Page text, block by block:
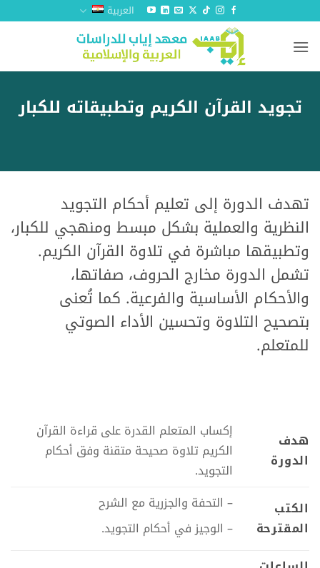
للمحتوى
العربية
تجويد القرآن الكريم وتطبيقاته للكبار
تهدف الدورة إلى تعليم أحكام التجويد
النظرية والعملية بشكل مبسط ومنهجي للكبار،
وتطبيقها مباشرة في تلاوة القرآن الكريم.
تشمل الدورة مخارج الحروف، صفاتها،
والأحكام الأساسية والفرعية. كما تُعنى
بتصحيح التلاوة وتحسين الأداء الصوتي
للمتعلم.
هدف
الدورة
إكساب المتعلم القدرة على قراءة القرآن
الكريم تلاوة صحيحة متقنة وفق أحكام
التجويد.
الكتب
المقترحة
– التحفة والجزرية مع الشرح
– الوجيز في أحكام التجويد.